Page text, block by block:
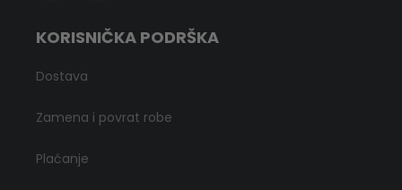
KORISNIČKA PODRŠKA
Dostava
Zamena i povrat robe
Plaćanje